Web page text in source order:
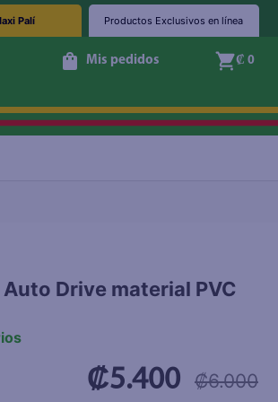
Palí Productos Exclusivos en línea
Mis pedidos ₡ 0
Drive material PVC
₡6.000
₡5.400